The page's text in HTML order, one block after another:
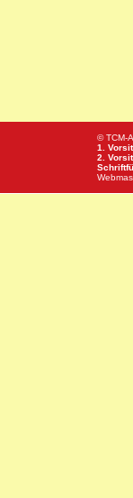
© TCM-
1.
2.